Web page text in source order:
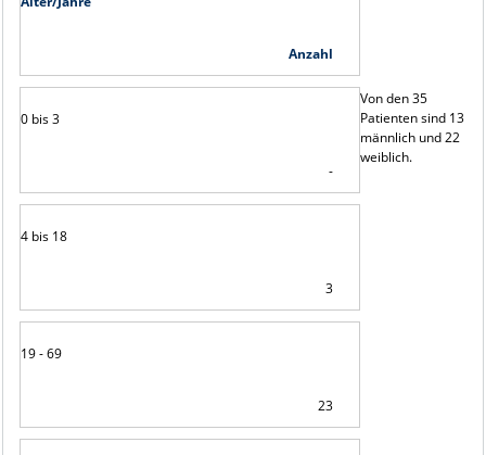
Anzahl
0 bis 3
-
4 bis 18
3
19 - 69
23
Von den 35
Patienten sind 13
männlich und 22
weiblich.